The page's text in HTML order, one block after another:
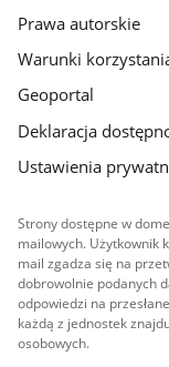
Prawa autorskie
Warunki
Geoportal
Deklaracja
Ustawienia
Strony dostępne w
mailowych. Użytkownik
mail zgadza się na
dobrowolnie podanych
odpowiedzi na
każdą z jednostek
osobowych.